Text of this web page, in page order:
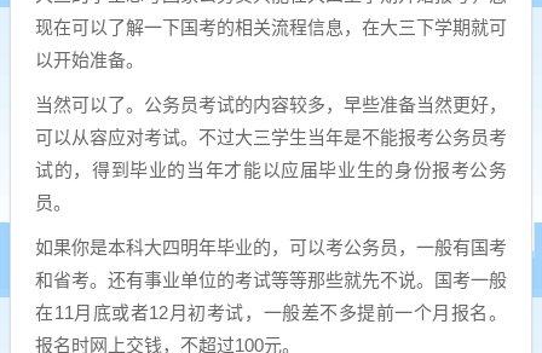
现在可以了解一下国考的相关流程信息，在大三下学期就可
以开始准备。
当然可以了。公务员考试的内容较多，早些准备当然更好，
可以从容应对考试。不过大三学生当年是不能报考公务员考
试的，得到毕业的当年才能以应届毕业生的身份报考公务
员。
如果你是本科大四明年毕业的，可以考公务员，一般有国考
和省考。还有事业单位的考试等等那些就先不说。国考一般
在11月底或者12月初考试，一般差不多提前一个月报名。
报名时网上交钱，不超过100元。